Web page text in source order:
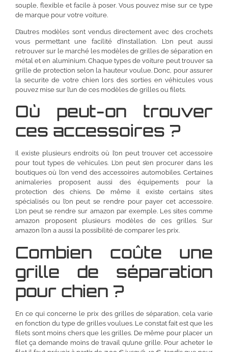
souple, flexible et facile à poser. Vous pouvez mise sur ce type
de marque pour votre voiture.
D’autres modèles sont vendus directement avec des crochets
vous permettant une facilité d’installation. L’on peut aussi
retrouver sur le marché les modèles de grilles de séparation en
métal et en aluminium. Chaque types de voiture peut trouver sa
grille de protection selon la hauteur voulue. Donc, pour assurer
la securite de votre chien lors des sorties en véhicules vous
pouvez mise sur l’un de ces modèles de grilles ou filets.
Où peut-on trouver
ces accessoires ?
Il existe plusieurs endroits où l’on peut trouver cet accessoire
pour tout types de vehicules. L’on peut s’en procurer dans les
boutiques où l’on vend des accessoires automobiles. Certaines
animaleries proposent aussi des équipements pour la
protection des chiens. De même il existe certains sites
spécialisés ou l’on peut se rendre pour payer cet accessoire.
L’on peut se rendre sur amazon par exemple. Les sites comme
amazon proposent plusieurs modèles de ces grilles. Sur
amazon l’on a aussi la possibilité de comparer les prix.
Combien coûte une
grille de séparation
pour chien ?
En ce qui concerne le prix des grilles de séparation, cela varie
en fonction du type de grilles voulues. Le constat fait est que les
filets sont moins chers que les grilles. De même pour placer un
filet ça demande moins de travail qu’une grille. Pour acheter le